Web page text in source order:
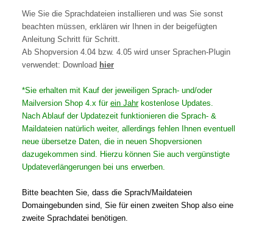
Wie Sie die Sprachdateien installieren und was Sie sonst
beachten müssen, erklären wir Ihnen in der beigefügten
Anleitung Schritt für Schritt.
Ab Shopversion 4.04 bzw. 4.05 wird unser Sprachen-Plugin
verwendet: Download hier
*Sie erhalten mit Kauf der jeweiligen Sprach- und/oder
Mailversion Shop 4.x für ein Jahrkostenlose Updates.
Nach Ablauf der Updatezeit funktionieren die Sprach- &
Maildateien natürlich weiter, allerdings fehlen Ihnen eventuell
neue übersetze Daten, die in neuen Shopversionen
dazugekommen sind. Hierzu können Sie auch vergünstigte
Updateverlängerungen bei uns erwerben.
Bitte beachten Sie, dass die Sprach/Maildateien
Domaingebunden sind, Sie für einen zweiten Shop also eine
zweite Sprachdatei benötigen.